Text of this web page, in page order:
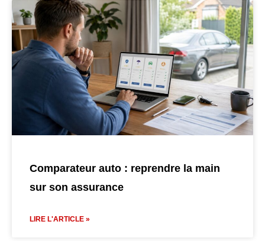
Comparateur auto : reprendre la main
sur son assurance
LIRE L'ARTICLE »